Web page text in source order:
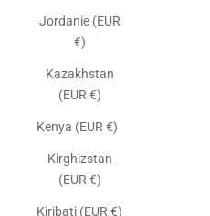
Jordanie (EUR
€)
Kazakhstan
(EUR €)
Kenya (EUR €)
Kirghizstan
(EUR €)
Kiribati (EUR €)